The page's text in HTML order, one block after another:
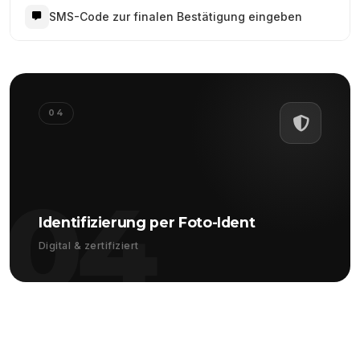
SMS-Code zur finalen Bestätigung eingeben
04
04
Identifizierung per Foto-Ident
Digital & zertifiziert